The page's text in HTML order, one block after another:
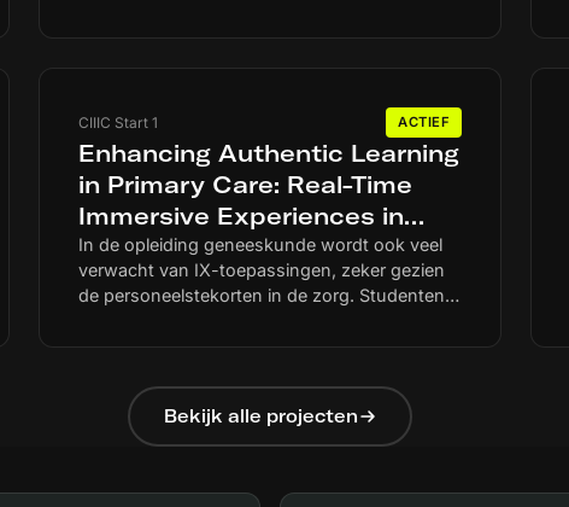
onbetrouwbaar kunnen worden. De
zichtbaar en begrijpelijk kunnen maken, zodat
digitale aanwijzingen de besluitvorming
ondersteunen zonder schijnzekerheid te
creëren of gebruikers extra te belasten.
CIIIC Start 1 ACTIEF
Enhancing Authentic Learning
in Primary Care: Real-Time
Immersive Experiences in
Family Medicine Clerkships
In de opleiding geneeskunde wordt ook veel
verwacht van IX-toepassingen, zeker gezien
de personeelstekorten in de zorg. Studenten
leerervaring doorlopen. De Universiteit
huisartsenpraktijken hoe studenten door
middel van IX echte patiëntconsultaties
digitaal en live kunnen meemaken.
Bekijk alle projecten